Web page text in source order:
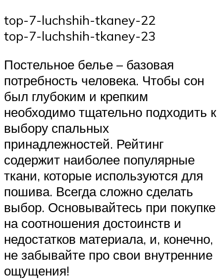
top-7-luchshih-tkaney-22
top-7-luchshih-tkaney-23
Постельное белье – базовая
потребность человека. Чтобы сон
был глубоким и крепким
необходимо тщательно подходить к
выбору спальных
принадлежностей. Рейтинг
содержит наиболее популярные
ткани, которые используются для
пошива. Всегда сложно сделать
выбор. Основывайтесь при покупке
на соотношения достоинств и
недостатков материала, и, конечно,
не забывайте про свои внутренние
ощущения!